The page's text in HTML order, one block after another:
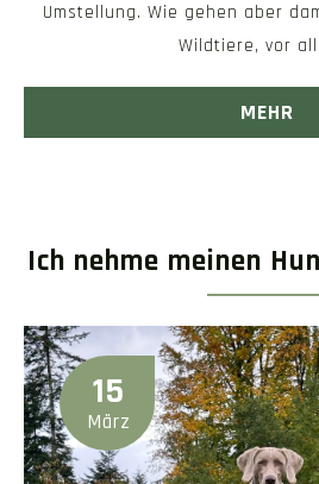
Umstellung. Wie gehen aber
Wildtiere, vor
MEHR
Ich nehme meinen
15
März